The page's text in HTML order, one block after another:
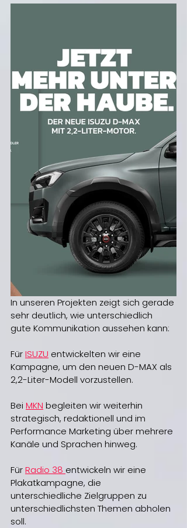
In unseren Projekten zeigt sich gerade
sehr deutlich, wie unterschiedlich
gute Kommunikation aussehen kann:
Für ISUZU entwickelten wir eine
Kampagne, um den neuen D-MAX als
2,2-Liter-Modell vorzustellen.
Bei MKN begleiten wir weiterhin
strategisch, redaktionell und im
Performance Marketing über mehrere
Kanäle und Sprachen hinweg.
Für Radio 38 entwickeln wir eine
Plakatkampagne, die
unterschiedliche Zielgruppen zu
unterschiedlichsten Themen abholen
soll.